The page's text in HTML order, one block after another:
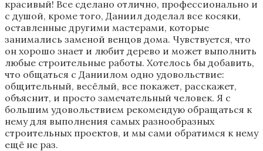
красивый! Все сделано отлично, профессионально и
с душой, кроме того, Даниил доделал все косяки,
оставленные другими мастерами, которые
занимались заменой венцов дома. Чувствуется, что
он хорошо знает и любит дерево и может выполнить
любые строительные работы. Хотелось бы добавить,
что общаться с Даниилом одно удовольствие:
общительный, весёлый, все покажет, расскажет,
объяснит, и просто замечательный человек. Я с
большим удовольствием рекомендую обращаться к
нему для выполнения самых разнообразных
строительных проектов, и мы сами обратимся к нему
ещё не раз.